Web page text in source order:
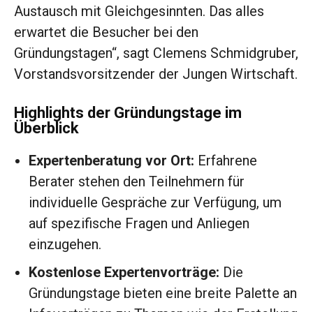
Austausch mit Gleichgesinnten. Das alles
erwartet die Besucher bei den
Gründungstagen“, sagt Clemens Schmidgruber,
Vorstandsvorsitzender der Jungen Wirtschaft.
Highlights der Gründungstage im
Überblick
Expertenberatung vor Ort: Erfahrene
Berater stehen den Teilnehmern für
individuelle Gespräche zur Verfügung, um
auf spezifische Fragen und Anliegen
einzugehen.
Kostenlose Expertenvorträge: Die
Gründungstage bieten eine breite Palette an